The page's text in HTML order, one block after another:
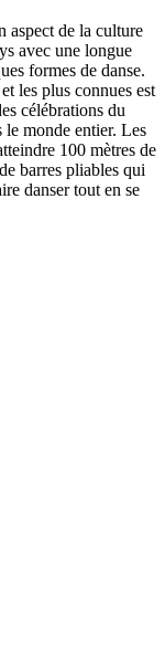
aspect de la culture
avec une longue
formes de danse.
les plus connues est
célébrations du
monde entier. Les
100 mètres de
barres pliables qui
danser tout en se